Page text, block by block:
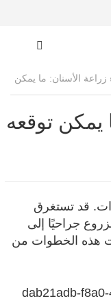
زراعة الأسنان: ما يمكن
يمكن توقعه
قد تستغرق
جراحيًا إلى
هذه الخطوات من